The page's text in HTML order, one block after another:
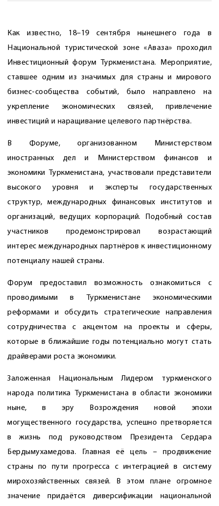
Как известно, 18–19 сентября нынешнего года в
Национальной туристической зоне «Аваза» проходил
Инвестиционный форум Туркменистана. Мероприятие,
ставшее одним из значимых для страны и мирового
бизнес-сообщества событий, было направлено на
укрепление экономических связей, привлечение
инвестиций и наращивание целевого партнёрства.
В Форуме, организованном Министерством
иностранных дел и Министерством финансов и
экономики Туркменистана, участвовали представители
высокого уровня и эксперты государственных
структур, международных финансовых институтов и
организаций, ведущих корпораций. Подобный состав
участников продемонстрировал возрастающий
интерес международных партнёров к инвестиционному
потенциалу нашей страны.
Форум предоставил возможность ознакомиться с
проводимыми в Туркменистане экономическими
реформами и обсудить стратегические направления
сотрудничества с акцентом на проекты и сферы,
которые в ближайшие годы потенциально могут стать
драйверами роста экономики.
Заложенная Национальным ­Лидером туркменского
народа политика Туркменистана в области экономики
ныне, в эру Возрождения новой эпохи
могущественного государства, успешно претворяется
в жизнь под руководством Президента Сердара
Бердымухамедова. Главная её цель – продвижение
страны по пути прогресса с интеграцией в систему
мирохозяйственных связей. В этом плане огромное
значение придаётся диверсификации национальной